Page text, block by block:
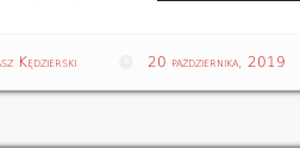
Kędzierski 20 października, 2019